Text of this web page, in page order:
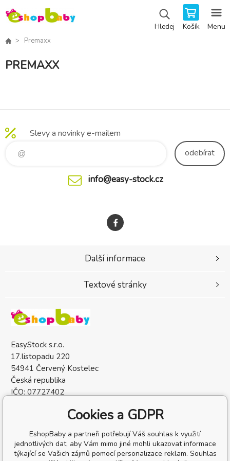
Hledej Košík Menu
Premaxx
PREMAXX
Slevy a novinky e-mailem
odebírat
info@easy-stock.cz
EasyStock s.r.o.
17.listopadu 220
54941 Červený Kostelec
Česká republika
IČO: 07727402
Další informace
Textové stránky
Cookies a GDPR
EshopBaby a partneři potřebují Váš souhlas k využití
jednotlivých dat, aby Vám mimo jiné mohli ukazovat informace
týkající se Vašich zájmů pomocí personalizace reklam. Souhlas